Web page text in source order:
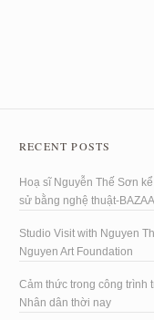
RECENT POSTS
Hoạ sĩ Nguyễn Thế Sơn
sử bằng nghệ thuật-
Studio Visit with Nguyen
Nguyen Art Foundation
Cảm thức trong công trình
Nhân dân thời nay